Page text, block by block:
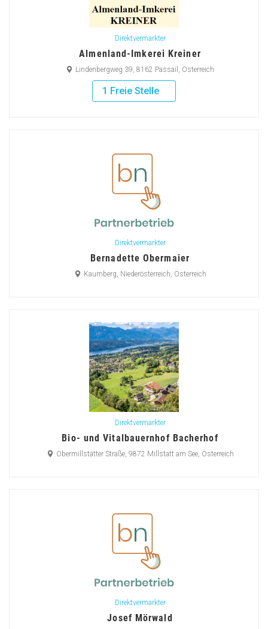
Direktvermarkter
Almenland-Imkerei Kreiner
Lindenbergweg 39, 8162 Passail, Österreich
1 Freie Stelle
Direktvermarkter
Bernadette Obermaier
Kaumberg, Niederösterreich, Österreich
Direktvermarkter
Bio- und Vitalbauernhof Bacherhof
Obermillstätter Straße, 9872 Millstatt am See, Österreich
Direktvermarkter
Josef Mörwald